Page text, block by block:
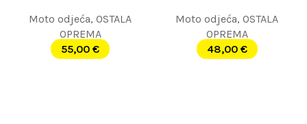
Moto odjeća, OSTALA
OPREMA
55,00 €
Moto odjeća, OSTALA
OPREMA
48,00 €